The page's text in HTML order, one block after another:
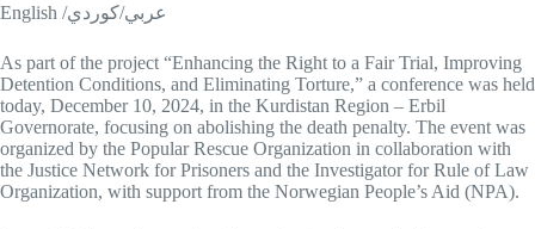
English /عربي/كوردي
As part of the project “Enhancing the Right to a Fair Trial, Improving
Detention Conditions, and Eliminating Torture,” a conference was held
today, December 10, 2024, in the Kurdistan Region – Erbil
Governorate, focusing on abolishing the death penalty. The event was
organized by the Popular Rescue Organization in collaboration with
the Justice Network for Prisoners and the Investigator for Rule of Law
Organization, with support from the Norwegian People’s Aid (NPA).